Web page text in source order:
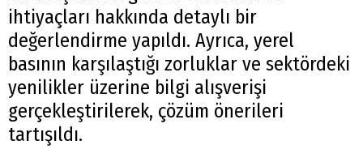
ihtiyaçları hakkında detaylı bir
değerlendirme yapıldı. Ayrıca, yerel
basının karşılaştığı zorluklar ve sektördeki
yenilikler üzerine bilgi alışverişi
gerçekleştirilerek, çözüm önerileri
tartışıldı.